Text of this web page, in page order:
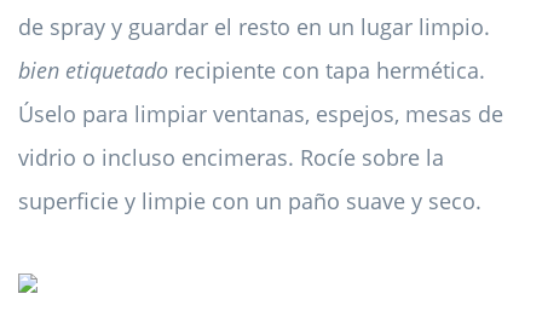
de spray y guardar el resto en un lugar limpio.
bien etiquetado recipiente con tapa hermética.
Úselo para limpiar ventanas, espejos, mesas de
vidrio o incluso encimeras. Rocíe sobre la
superficie y limpie con un paño suave y seco.